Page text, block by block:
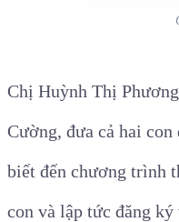
Chị Huỳnh Thị
Cường, đưa cả hai
biết đến chương trình
con và lập tức đăng